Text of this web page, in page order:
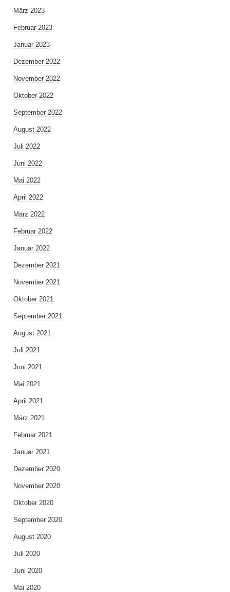
März 2023
Februar 2023
Januar 2023
Dezember 2022
November 2022
Oktober 2022
September 2022
August 2022
Juli 2022
Juni 2022
Mai 2022
April 2022
März 2022
Februar 2022
Januar 2022
Dezember 2021
November 2021
Oktober 2021
September 2021
August 2021
Juli 2021
Juni 2021
Mai 2021
April 2021
März 2021
Februar 2021
Januar 2021
Dezember 2020
November 2020
Oktober 2020
September 2020
August 2020
Juli 2020
Juni 2020
Mai 2020